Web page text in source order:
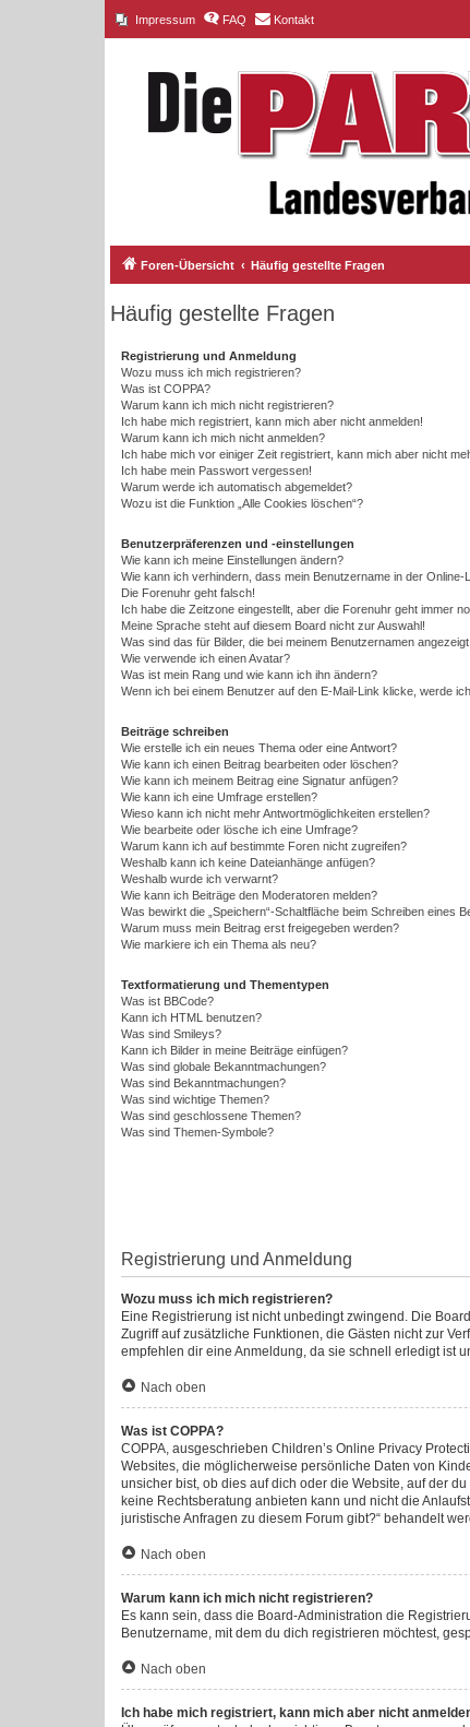
Impressum FAQ Kontakt
Foren-Übersicht Häufig gestellte Fragen
Häufig gestellte Fragen
Registrierung und Anmeldung
Wozu muss ich mich registrieren?
Was ist COPPA?
Warum kann ich mich nicht registrieren?
Ich habe mich registriert, kann mich aber nicht anmelden!
Warum kann ich mich nicht anmelden?
Ich habe mich vor einiger Zeit registriert, kann mich aber nicht
Ich habe mein Passwort vergessen!
Warum werde ich automatisch abgemeldet?
Wozu ist die Funktion „Alle Cookies löschen“?
Benutzerpräferenzen und -einstellungen
Wie kann ich meine Einstellungen ändern?
Wie kann ich verhindern, dass mein Benutzername in der Online-
Die Forenuhr geht falsch!
Ich habe die Zeitzone eingestellt, aber die Forenuhr geht immer
Meine Sprache steht auf diesem Board nicht zur Auswahl!
Was sind das für Bilder, die bei meinem Benutzernamen
Wie verwende ich einen Avatar?
Was ist mein Rang und wie kann ich ihn ändern?
Wenn ich bei einem Benutzer auf den E-Mail-Link klicke, werde
Beiträge schreiben
Wie erstelle ich ein neues Thema oder eine Antwort?
Wie kann ich einen Beitrag bearbeiten oder löschen?
Wie kann ich meinem Beitrag eine Signatur anfügen?
Wie kann ich eine Umfrage erstellen?
Wieso kann ich nicht mehr Antwortmöglichkeiten erstellen?
Wie bearbeite oder lösche ich eine Umfrage?
Warum kann ich auf bestimmte Foren nicht zugreifen?
Weshalb kann ich keine Dateianhänge anfügen?
Weshalb wurde ich verwarnt?
Wie kann ich Beiträge den Moderatoren melden?
Was bewirkt die „Speichern“-Schaltfläche beim Schreiben eines
Warum muss mein Beitrag erst freigegeben werden?
Wie markiere ich ein Thema als neu?
Textformatierung und Thementypen
Was ist BBCode?
Kann ich HTML benutzen?
Was sind Smileys?
Kann ich Bilder in meine Beiträge einfügen?
Was sind globale Bekanntmachungen?
Was sind Bekanntmachungen?
Was sind wichtige Themen?
Was sind geschlossene Themen?
Was sind Themen-Symbole?
Registrierung und Anmeldung
Wozu muss ich mich registrieren?
Eine Registrierung ist nicht unbedingt zwingend. Die
Zugriff auf zusätzliche Funktionen, die Gästen nicht zur
empfehlen dir eine Anmeldung, da sie schnell erledigt ist
Nach oben
Was ist COPPA?
COPPA, ausgeschrieben Children’s Online Privacy
Websites, die möglicherweise persönliche Daten von
unsicher bist, ob dies auf dich oder die Website, auf der
keine Rechtsberatung anbieten kann und nicht die
juristische Anfragen zu diesem Forum gibt?“ behandelt
Nach oben
Warum kann ich mich nicht registrieren?
Es kann sein, dass die Board-Administration die
Benutzername, mit dem du dich registrieren möchtest,
Nach oben
Ich habe mich registriert, kann mich aber nicht